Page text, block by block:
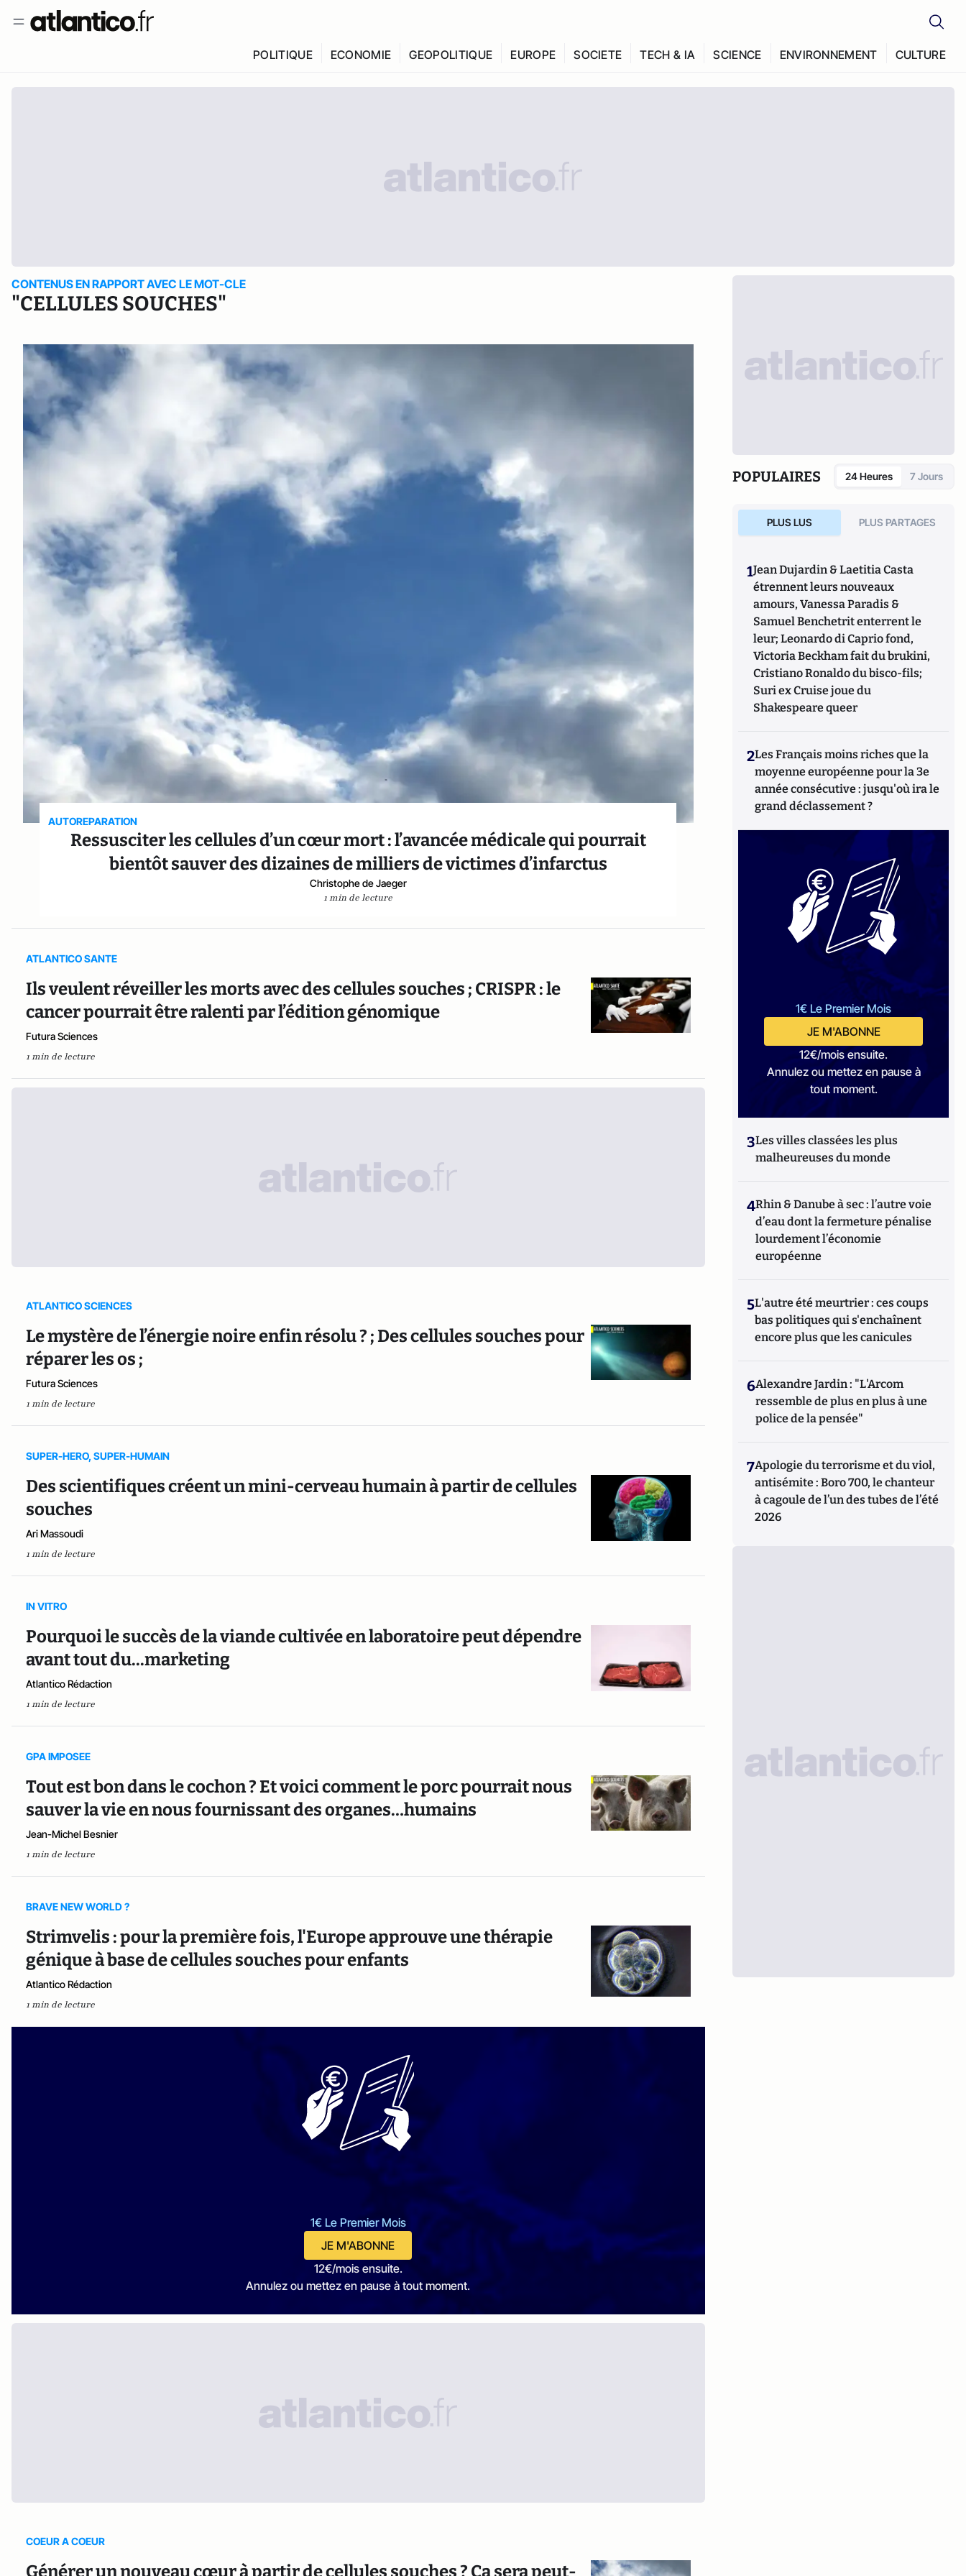
POLITIQUE ECONOMIE GEOPOLITIQUE EUROPE SOCIETE TECH & IA SCIENCE ENVIRONNEMENT CULTURE
CONTENUS EN RAPPORT AVEC LE MOT-CLE
"CELLULES SOUCHES"
AUTOREPARATION
Ressusciter les cellules d’un cœur mort : l’avancée médicale qui pourrait
bientôt sauver des dizaines de milliers de victimes d’infarctus
Christophe de Jaeger
1 min de lecture
ATLANTICO SANTE
Ils veulent réveiller les morts avec des cellules souches ; CRISPR : le
cancer pourrait être ralenti par l’édition génomique
Futura Sciences
1 min de lecture
ATLANTICO SCIENCES
Le mystère de l’énergie noire enfin résolu ? ; Des cellules souches pour
réparer les os ;
Futura Sciences
1 min de lecture
SUPER-HERO, SUPER-HUMAIN
Des scientifiques créent un mini-cerveau humain à partir de cellules
souches
Ari Massoudi
1 min de lecture
IN VITRO
Pourquoi le succès de la viande cultivée en laboratoire peut dépendre
avant tout du...marketing
Atlantico Rédaction
1 min de lecture
GPA IMPOSEE
Tout est bon dans le cochon ? Et voici comment le porc pourrait nous
sauver la vie en nous fournissant des organes…humains
Jean-Michel Besnier
1 min de lecture
BRAVE NEW WORLD ?
Strimvelis : pour la première fois, l'Europe approuve une thérapie
génique à base de cellules souches pour enfants
Atlantico Rédaction
1 min de lecture
1€ Le Premier Mois
JE M'ABONNE
12€/mois ensuite.
Annulez ou mettez en pause à tout moment.
COEUR A COEUR
Générer un nouveau cœur à partir de cellules souches ? Ça sera peut-
POPULAIRES 24 Heures 7 Jours
PLUS LUS PLUS PARTAGES
1Jean Dujardin & Laetitia Casta
étrennent leurs nouveaux
amours, Vanessa Paradis &
Samuel Benchetrit enterrent le
leur; Leonardo di Caprio fond,
Victoria Beckham fait du brukini,
Cristiano Ronaldo du bisco-fils;
Suri ex Cruise joue du
Shakespeare queer
2Les Français moins riches que la
moyenne européenne pour la 3e
année consécutive : jusqu'où ira le
grand déclassement ?
1€ Le Premier Mois
JE M'ABONNE
12€/mois ensuite.
Annulez ou mettez en pause à
tout moment.
3Les villes classées les plus
malheureuses du monde
4Rhin & Danube à sec : l’autre voie
d’eau dont la fermeture pénalise
lourdement l’économie
européenne
5L'autre été meurtrier : ces coups
bas politiques qui s'enchaînent
encore plus que les canicules
6Alexandre Jardin : "L'Arcom
ressemble de plus en plus à une
police de la pensée"
7Apologie du terrorisme et du viol,
antisémite : Boro 700, le chanteur
à cagoule de l’un des tubes de l’été
2026